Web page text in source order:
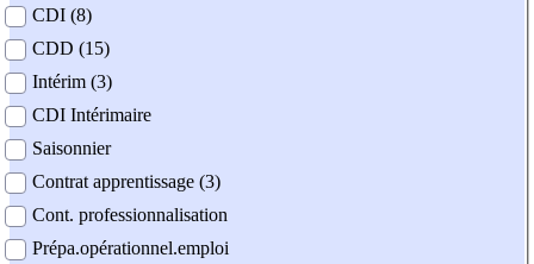
contrat
CDI (8)
CDD (15)
Intérim (3)
CDI Intérimaire
Saisonnier
Contrat apprentissage (3)
Cont. professionnalisation
Prépa.opérationnel.emploi